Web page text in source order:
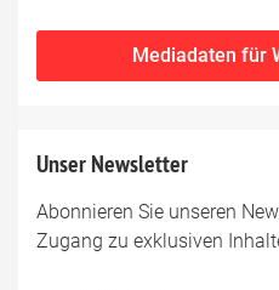
Mediadaten für
Unser Newsletter
Abonnieren Sie unseren
Zugang zu exklusiven